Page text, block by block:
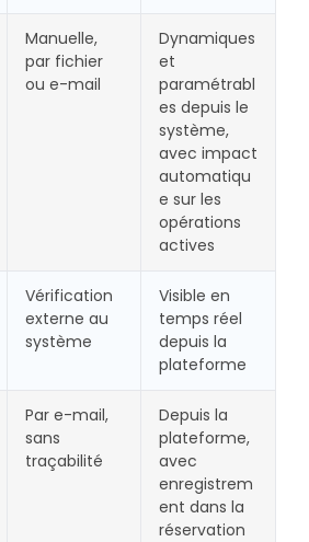
Manuelle,
par fichier
ou e-mail
Dynamiques
et
paramétrabl
es depuis le
système,
avec impact
automatiqu
e sur les
opérations
actives
Vérification
externe au
système
Visible en
temps réel
depuis la
plateforme
Par e-mail,
sans
traçabilité
Depuis la
plateforme,
avec
enregistrem
ent dans la
réservation